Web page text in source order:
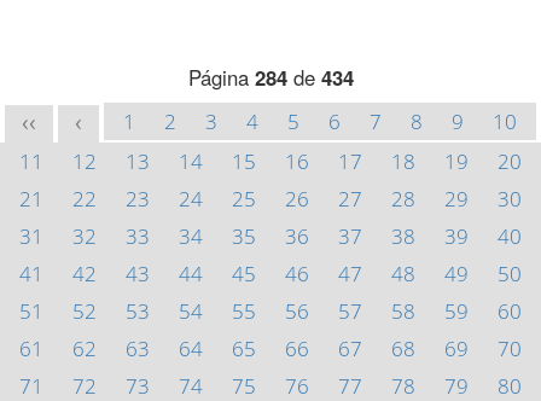
Página 284de 434
<< < 1 2 3 4 5 6 7 8 9
10
11
12 13 14 15 16 17 18 19
20
21
22 23 24 25 26 27 28 29
30
31
32 33 34 35 36 37 38 39
40
41
42 43 44 45 46 47 48 49
50
51
52 53 54 55 56 57 58 59
60
61
62 63 64 65 66 67 68 69
70
71
72 73 74 75 76 77 78 79
80